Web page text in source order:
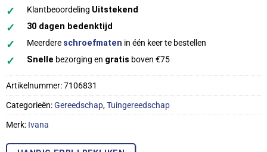
✓ Klantbeoordeling Uitstekend
✓ 30 dagen bedenktijd
✓ Meerdere schroefmaten in één keer te bestellen
✓ Snelle bezorging en gratis boven €75
Artikelnummer:7106831
Categorieën:Gereedschap,Tuingereedschap
Merk: Ivana